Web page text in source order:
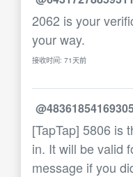
2062 is your
your way.
接收时间: 71天前
[TapTap] 5806 is
in. It will be valid
message if you